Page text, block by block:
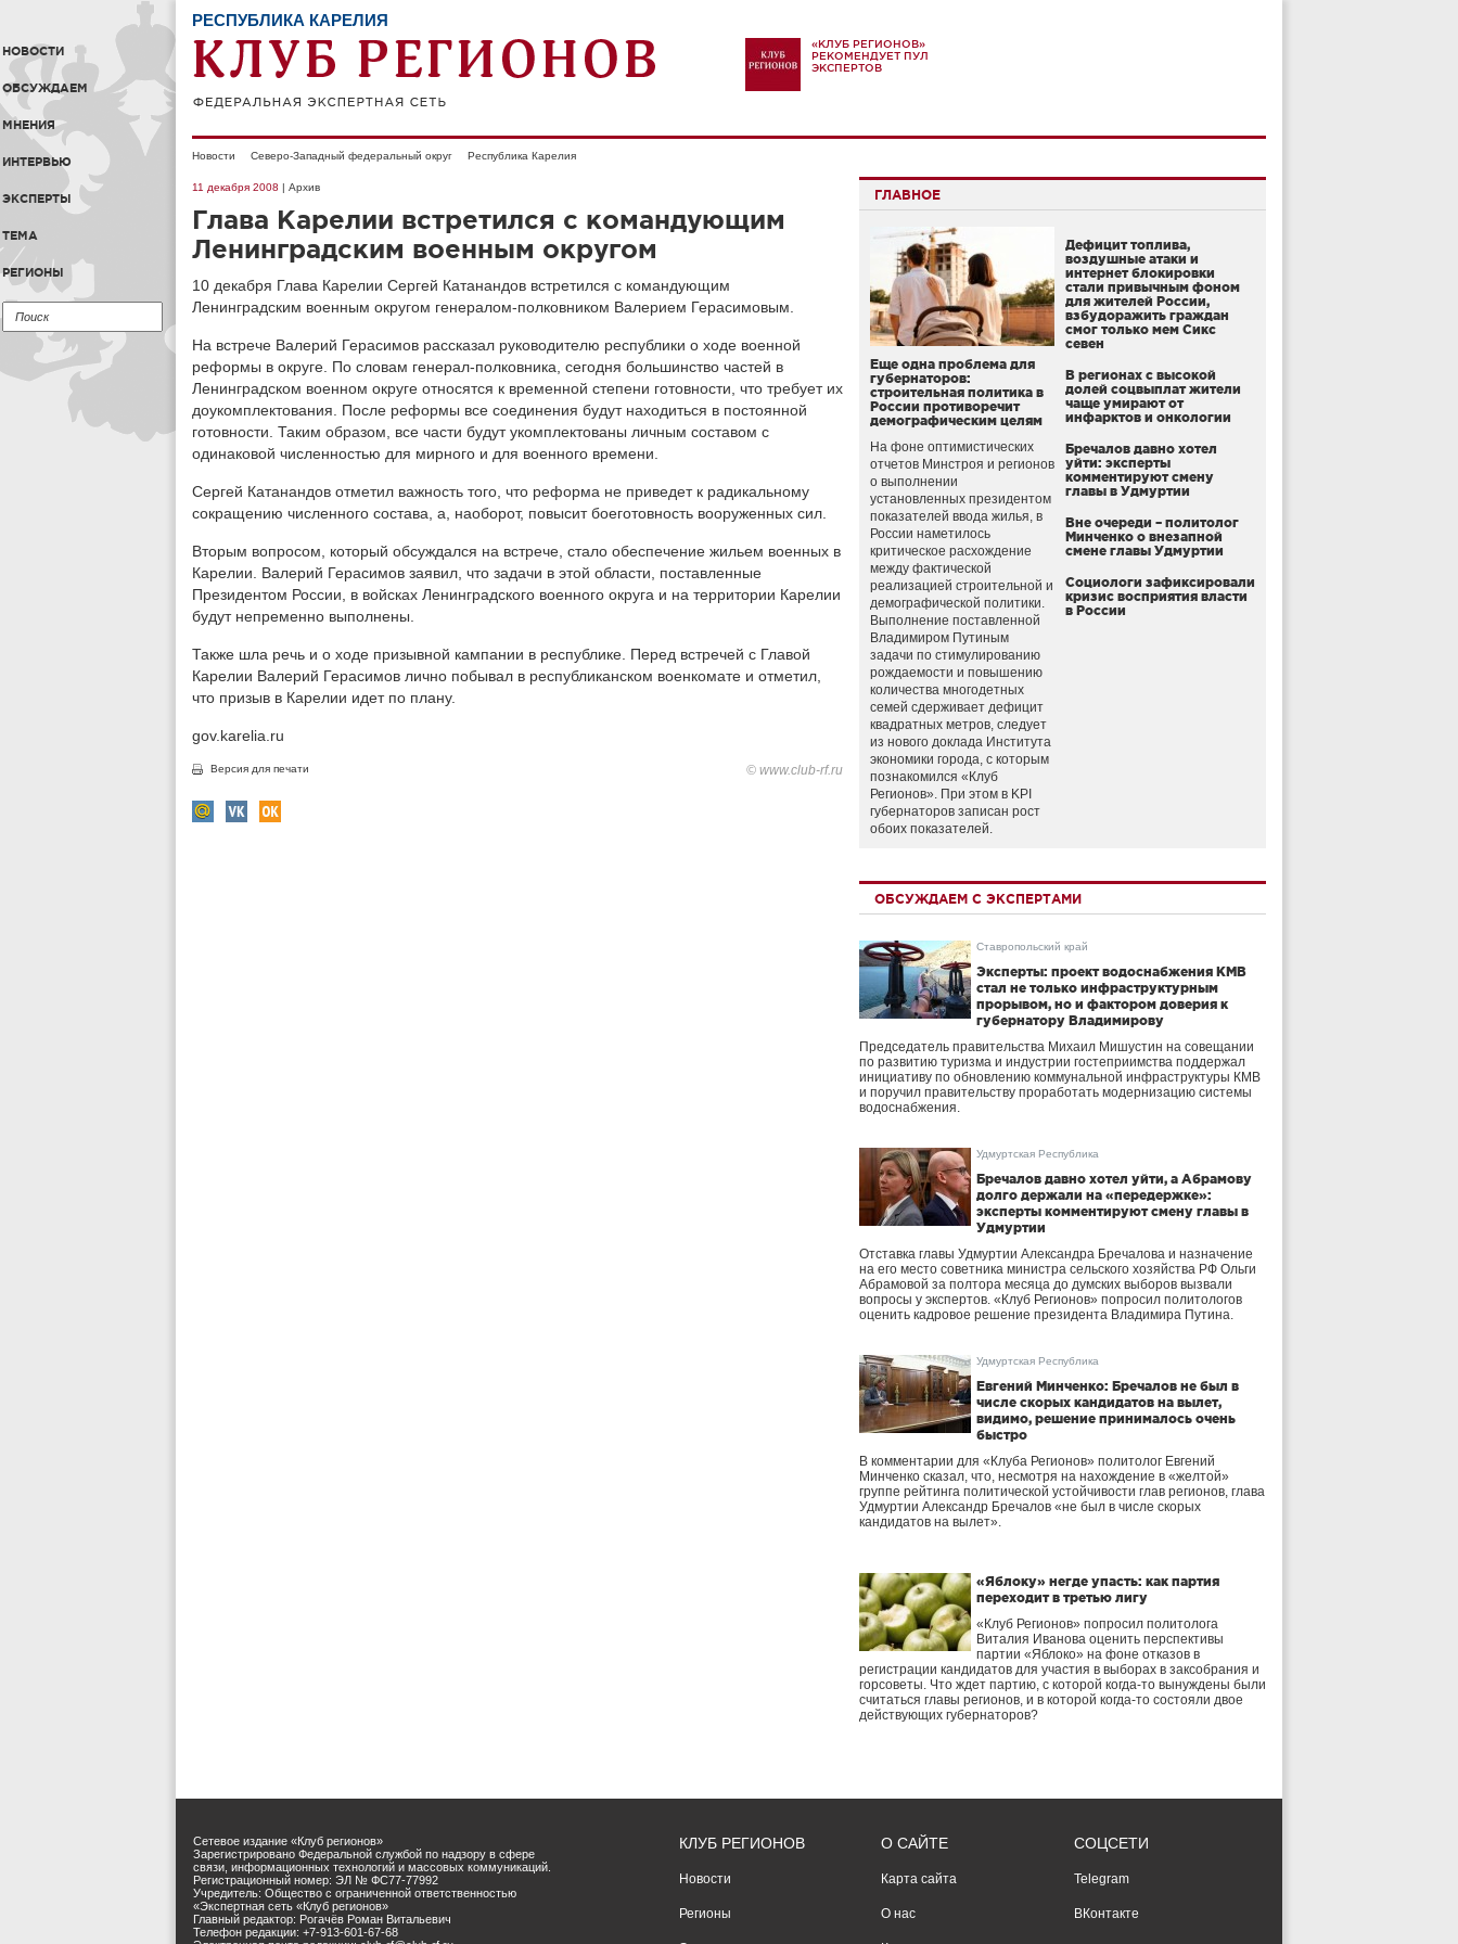
НОВОСТИ
ОБСУЖДАЕМ
МНЕНИЯ
ИНТЕРВЬЮ
ЭКСПЕРТЫ
ТЕМА
РЕГИОНЫ
РЕСПУБЛИКА КАРЕЛИЯ
«КЛУБ РЕГИОНОВ»
РЕКОМЕНДУЕТ ПУЛ
ЭКСПЕРТОВ
Новости Северо-Западный федеральный округ Республика Карелия
11 декабря 2008 | Архив
Глава Карелии встретился с командующим
Ленинградским военным округом
10 декабря Глава Карелии Сергей Катанандов встретился с командующим
Ленинградским военным округом генералом-полковником Валерием Герасимовым.
На встрече Валерий Герасимов рассказал руководителю республики о ходе военной
реформы в округе. По словам генерал-полковника, сегодня большинство частей в
Ленинградском военном округе относятся к временной степени готовности, что требует их
доукомплектования. После реформы все соединения будут находиться в постоянной
готовности. Таким образом, все части будут укомплектованы личным составом с
одинаковой численностью для мирного и для военного времени.
Сергей Катанандов отметил важность того, что реформа не приведет к радикальному
сокращению численного состава, а, наоборот, повысит боеготовность вооруженных сил.
Вторым вопросом, который обсуждался на встрече, стало обеспечение жильем военных в
Карелии. Валерий Герасимов заявил, что задачи в этой области, поставленные
Президентом России, в войсках Ленинградского военного округа и на территории Карелии
будут непременно выполнены.
Также шла речь и о ходе призывной кампании в республике. Перед встречей с Главой
Карелии Валерий Герасимов лично побывал в республиканском военкомате и отметил,
что призыв в Карелии идет по плану.
gov.karelia.ru
Версия для печати © www.club-rf.ru
ГЛАВНОЕ
Еще одна проблема для
губернаторов:
строительная политика в
России противоречит
демографическим целям
На фоне оптимистических
отчетов Минстроя и регионов
о выполнении
установленных президентом
показателей ввода жилья, в
России наметилось
критическое расхождение
между фактической
реализацией строительной и
демографической политики.
Выполнение поставленной
Владимиром Путиным
задачи по стимулированию
рождаемости и повышению
количества многодетных
семей сдерживает дефицит
квадратных метров, следует
из нового доклада Института
экономики города, с которым
познакомился «Клуб
Регионов». При этом в KPI
губернаторов записан рост
обоих показателей.
Дефицит топлива,
воздушные атаки и
интернет блокировки
стали привычным фоном
для жителей России,
взбудоражить граждан
смог только мем Сикс
севен
В регионах с высокой
долей соцвыплат жители
чаще умирают от
инфарктов и онкологии
Бречалов давно хотел
уйти: эксперты
комментируют смену
главы в Удмуртии
Вне очереди – политолог
Минченко о внезапной
смене главы Удмуртии
Социологи зафиксировали
кризис восприятия власти
в России
ОБСУЖДАЕМ С ЭКСПЕРТАМИ
Ставропольский край
Эксперты: проект водоснабжения КМВ
стал не только инфраструктурным
прорывом, но и фактором доверия к
губернатору Владимирову
Председатель правительства Михаил Мишустин на совещании
по развитию туризма и индустрии гостеприимства поддержал
инициативу по обновлению коммунальной инфраструктуры КМВ
и поручил правительству проработать модернизацию системы
водоснабжения.
Удмуртская Республика
Бречалов давно хотел уйти, а Абрамову
долго держали на «передержке»:
эксперты комментируют смену главы в
Удмуртии
Отставка главы Удмуртии Александра Бречалова и назначение
на его место советника министра сельского хозяйства РФ Ольги
Абрамовой за полтора месяца до думских выборов вызвали
вопросы у экспертов. «Клуб Регионов» попросил политологов
оценить кадровое решение президента Владимира Путина.
Удмуртская Республика
Евгений Минченко: Бречалов не был в
числе скорых кандидатов на вылет,
видимо, решение принималось очень
быстро
В комментарии для «Клуба Регионов» политолог Евгений
Минченко сказал, что, несмотря на нахождение в «желтой»
группе рейтинга политической устойчивости глав регионов, глава
Удмуртии Александр Бречалов «не был в числе скорых
кандидатов на вылет».
«Яблоку» негде упасть: как партия
переходит в третью лигу
«Клуб Регионов» попросил политолога
Виталия Иванова оценить перспективы
партии «Яблоко» на фоне отказов в
регистрации кандидатов для участия в выборах в заксобрания и
горсоветы. Что ждет партию, с которой когда-то вынуждены были
считаться главы регионов, и в которой когда-то состояли двое
действующих губернаторов?
Сетевое издание «Клуб регионов»
Зарегистрировано Федеральной службой по надзору в сфере
связи, информационных технологий и массовых коммуникаций.
Регистрационный номер: ЭЛ № ФС77-77992
Учредитель: Общество с ограниченной ответственностью
«Экспертная сеть «Клуб регионов»
Главный редактор: Рогачёв Роман Витальевич
Телефон редакции: +7-913-601-67-68
КЛУБ РЕГИОНОВ
Новости
Регионы
О САЙТЕ
Карта сайта
О нас
СОЦСЕТИ
Telegram
ВКонтакте